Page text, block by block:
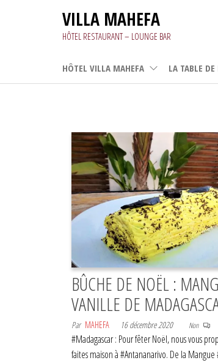
VILLA MAHEFA
HÔTEL RESTAURANT – LOUNGE BAR
HÔTEL VILLA MAHEFA LA TABLE
BÛCHE DE NOËL :
VANILLE DE
Par MAHEFA 16 décembre 2020 Non
#Madagascar : Pour fêter Noël, nous vous
faites maison à #Antananarivo. De la